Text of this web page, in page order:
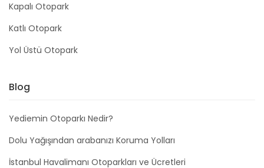
Kapalı Otopark
Katlı Otopark
Yol Üstü Otopark
Blog
Yediemin Otoparkı Nedir?
Dolu Yağışından arabanızı Koruma Yolları
İstanbul Havalimanı Otoparkları ve Ücretleri